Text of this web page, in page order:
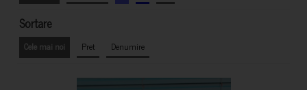
Sortare
Cele mai noi Pret Denumire